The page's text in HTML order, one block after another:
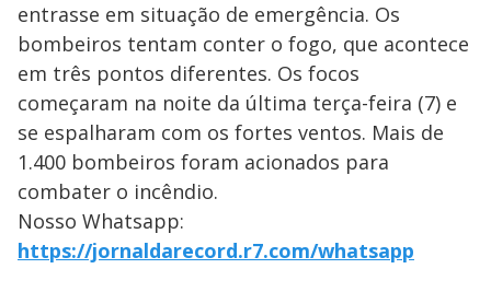
entrasse em situação de emergência. Os
bombeiros tentam conter o fogo, que acontece
em três pontos diferentes. Os focos
começaram na noite da última terça-feira (7) e
se espalharam com os fortes ventos. Mais de
1.400 bombeiros foram acionados para
combater o incêndio.
Nosso Whatsapp:
https://jornaldarecord.r7.com/whatsapp